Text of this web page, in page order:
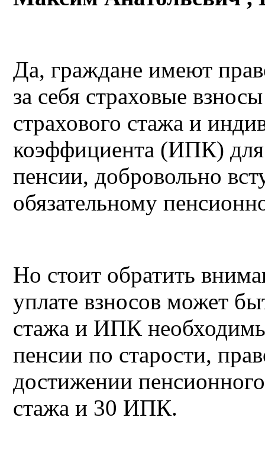
Да, граждане имеют
за себя страховые
страхового стажа и
коэффициента (ИПК) для
пенсии, добровольно
обязательному
Но стоит обратить
уплате взносов может
стажа и ИПК
пенсии по старости,
достижении
стажа и 30 ИПК.